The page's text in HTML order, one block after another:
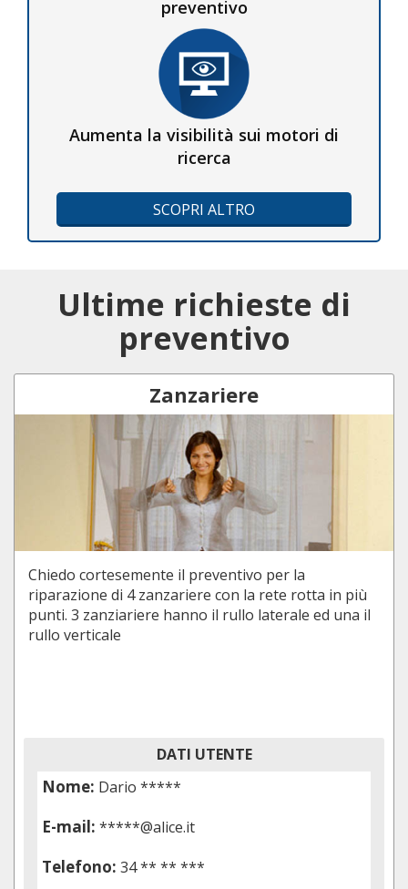
preventivo
Aumenta la visibilità sui motori di
ricerca
SCOPRI ALTRO
Ultime richieste di
preventivo
Zanzariere
Chiedo cortesemente il preventivo per la
riparazione di 4 zanzariere con la rete rotta in più
punti. 3 zanziariere hanno il rullo laterale ed una il
rullo verticale
DATI UTENTE
Nome: Dario *****
E-mail: *****@alice.it
Telefono: 34 ** ** ***